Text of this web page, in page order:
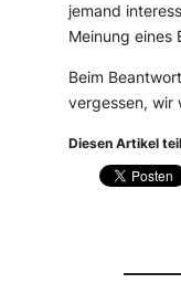
jemand
Meinung
Beim
vergessen, wir
Diesen Artikel